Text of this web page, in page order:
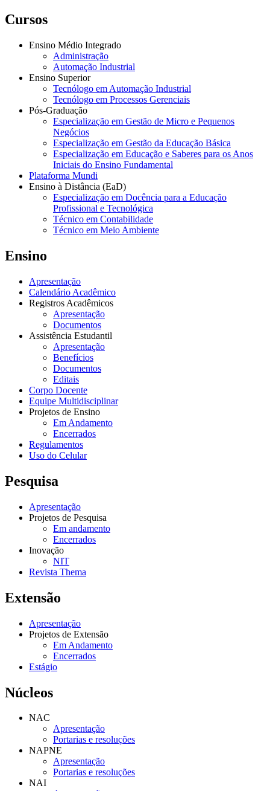
Cursos
Ensino Médio Integrado
Administração
Automação Industrial
Ensino Superior
Tecnólogo em Automação Industrial
Tecnólogo em Processos Gerenciais
Pós-Graduação
Especialização em Gestão de Micro e Pequenos
Negócios
Especialização em Gestão da Educação Básica
Especialização em Educação e Saberes para os Anos
Iniciais do Ensino Fundamental
Plataforma Mundi
Ensino à Distância (EaD)
Especialização em Docência para a Educação
Profissional e Tecnológica
Técnico em Contabilidade
Técnico em Meio Ambiente
Ensino
Apresentação
Calendário Acadêmico
Registros Acadêmicos
Apresentação
Documentos
Assistência Estudantil
Apresentação
Benefícios
Documentos
Editais
Corpo Docente
Equipe Multidisciplinar
Projetos de Ensino
Em Andamento
Encerrados
Regulamentos
Uso do Celular
Pesquisa
Apresentação
Projetos de Pesquisa
Em andamento
Encerrados
Inovação
NIT
Revista Thema
Extensão
Apresentação
Projetos de Extensão
Em Andamento
Encerrados
Estágio
Núcleos
NAC
Apresentação
Portarias e resoluções
NAPNE
Apresentação
Portarias e resoluções
NAI